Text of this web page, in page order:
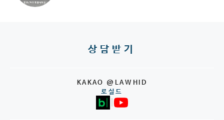
상담받기
KAKAO @LAWHID
로실드